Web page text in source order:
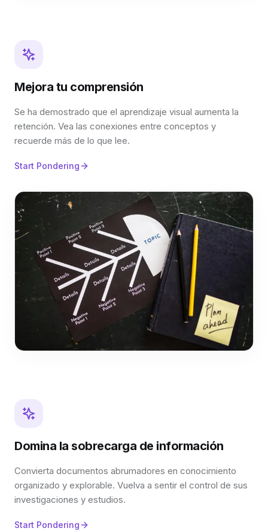
Mejora tu comprensión
Se ha demostrado que el aprendizaje visual aumenta la
retención. Vea las conexiones entre conceptos y
recuerde más de lo que lee.
Start Pondering
Domina la sobrecarga de información
Convierta documentos abrumadores en conocimiento
organizado y explorable. Vuelva a sentir el control de sus
investigaciones y estudios.
Start Pondering